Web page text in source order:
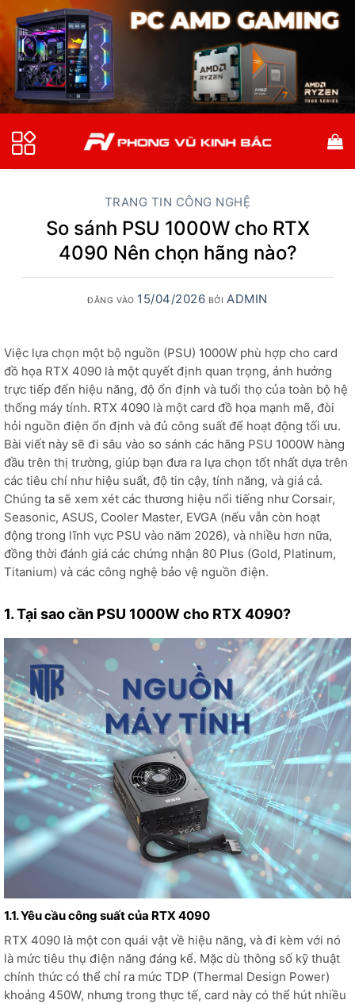
qua
nội
dung
TRANG TIN CÔNG NGHỆ
So sánh PSU 1000W cho RTX
4090 Nên chọn hãng nào?
ĐĂNG VÀO 15/04/2026 BỞI ADMIN
Việc lựa chọn một bộ nguồn (PSU) 1000W phù hợp cho card
đồ họa RTX 4090 là một quyết định quan trọng, ảnh hưởng
trực tiếp đến hiệu năng, độ ổn định và tuổi thọ của toàn bộ hệ
thống máy tính. RTX 4090 là một card đồ họa mạnh mẽ, đòi
hỏi nguồn điện ổn định và đủ công suất để hoạt động tối ưu.
Bài viết này sẽ đi sâu vào so sánh các hãng PSU 1000W hàng
đầu trên thị trường, giúp bạn đưa ra lựa chọn tốt nhất dựa trên
các tiêu chí như hiệu suất, độ tin cậy, tính năng, và giá cả.
Chúng ta sẽ xem xét các thương hiệu nổi tiếng như Corsair,
Seasonic, ASUS, Cooler Master, EVGA (nếu vẫn còn hoạt
động trong lĩnh vực PSU vào năm 2026), và nhiều hơn nữa,
đồng thời đánh giá các chứng nhận 80 Plus (Gold, Platinum,
Titanium) và các công nghệ bảo vệ nguồn điện.
1. Tại sao cần PSU 1000W cho RTX 4090?
1.1. Yêu cầu công suất của RTX 4090
RTX 4090 là một con quái vật về hiệu năng, và đi kèm với nó
là mức tiêu thụ điện năng đáng kể. Mặc dù thông số kỹ thuật
chính thức có thể chỉ ra mức TDP (Thermal Design Power)
khoảng 450W, nhưng trong thực tế, card này có thể hút nhiều